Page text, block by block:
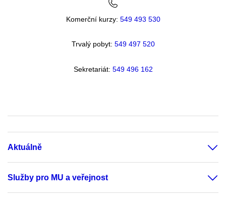
Komerční kurzy: 549 493 530
Trvalý pobyt: 549 497 520
Sekretariát: 549 496 162
Aktuálně
Služby pro MU a veřejnost